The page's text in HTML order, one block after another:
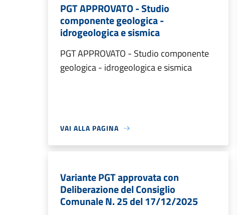
PGT APPROVATO - Studio
componente geologica -
idrogeologica e sismica
PGT APPROVATO - Studio componente
geologica - idrogeologica e sismica
VAI ALLA PAGINA
Variante PGT approvata con
Deliberazione del Consiglio
Comunale N. 25 del 17/12/2025